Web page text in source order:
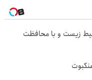
زیست و با محافظت